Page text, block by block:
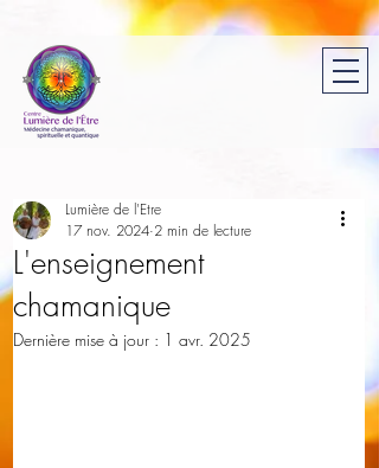
L'enseignement
chamanique
Lumière de l'Etre
17 nov. 2024 2 min de lecture
Dernière mise à jour : 1 avr. 2025